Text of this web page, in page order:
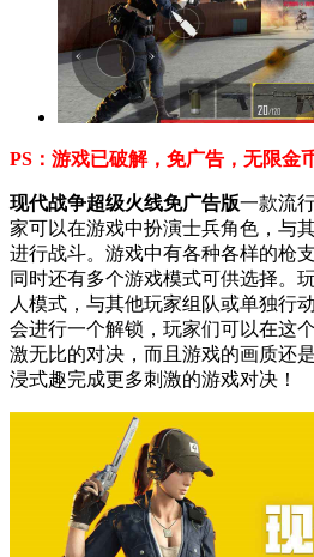
PS：游戏已破解，免广告，无限金
现代战争超级火线免广告版一款流
家可以在游戏中扮演士兵角色，与
进行战斗。游戏中有各种各样的枪
同时还有多个游戏模式可供选择。
人模式，与其他玩家组队或单独行
会进行一个解锁，玩家们可以在这
激无比的对决，而且游戏的画质还
浸式趣完成更多刺激的游戏对决！